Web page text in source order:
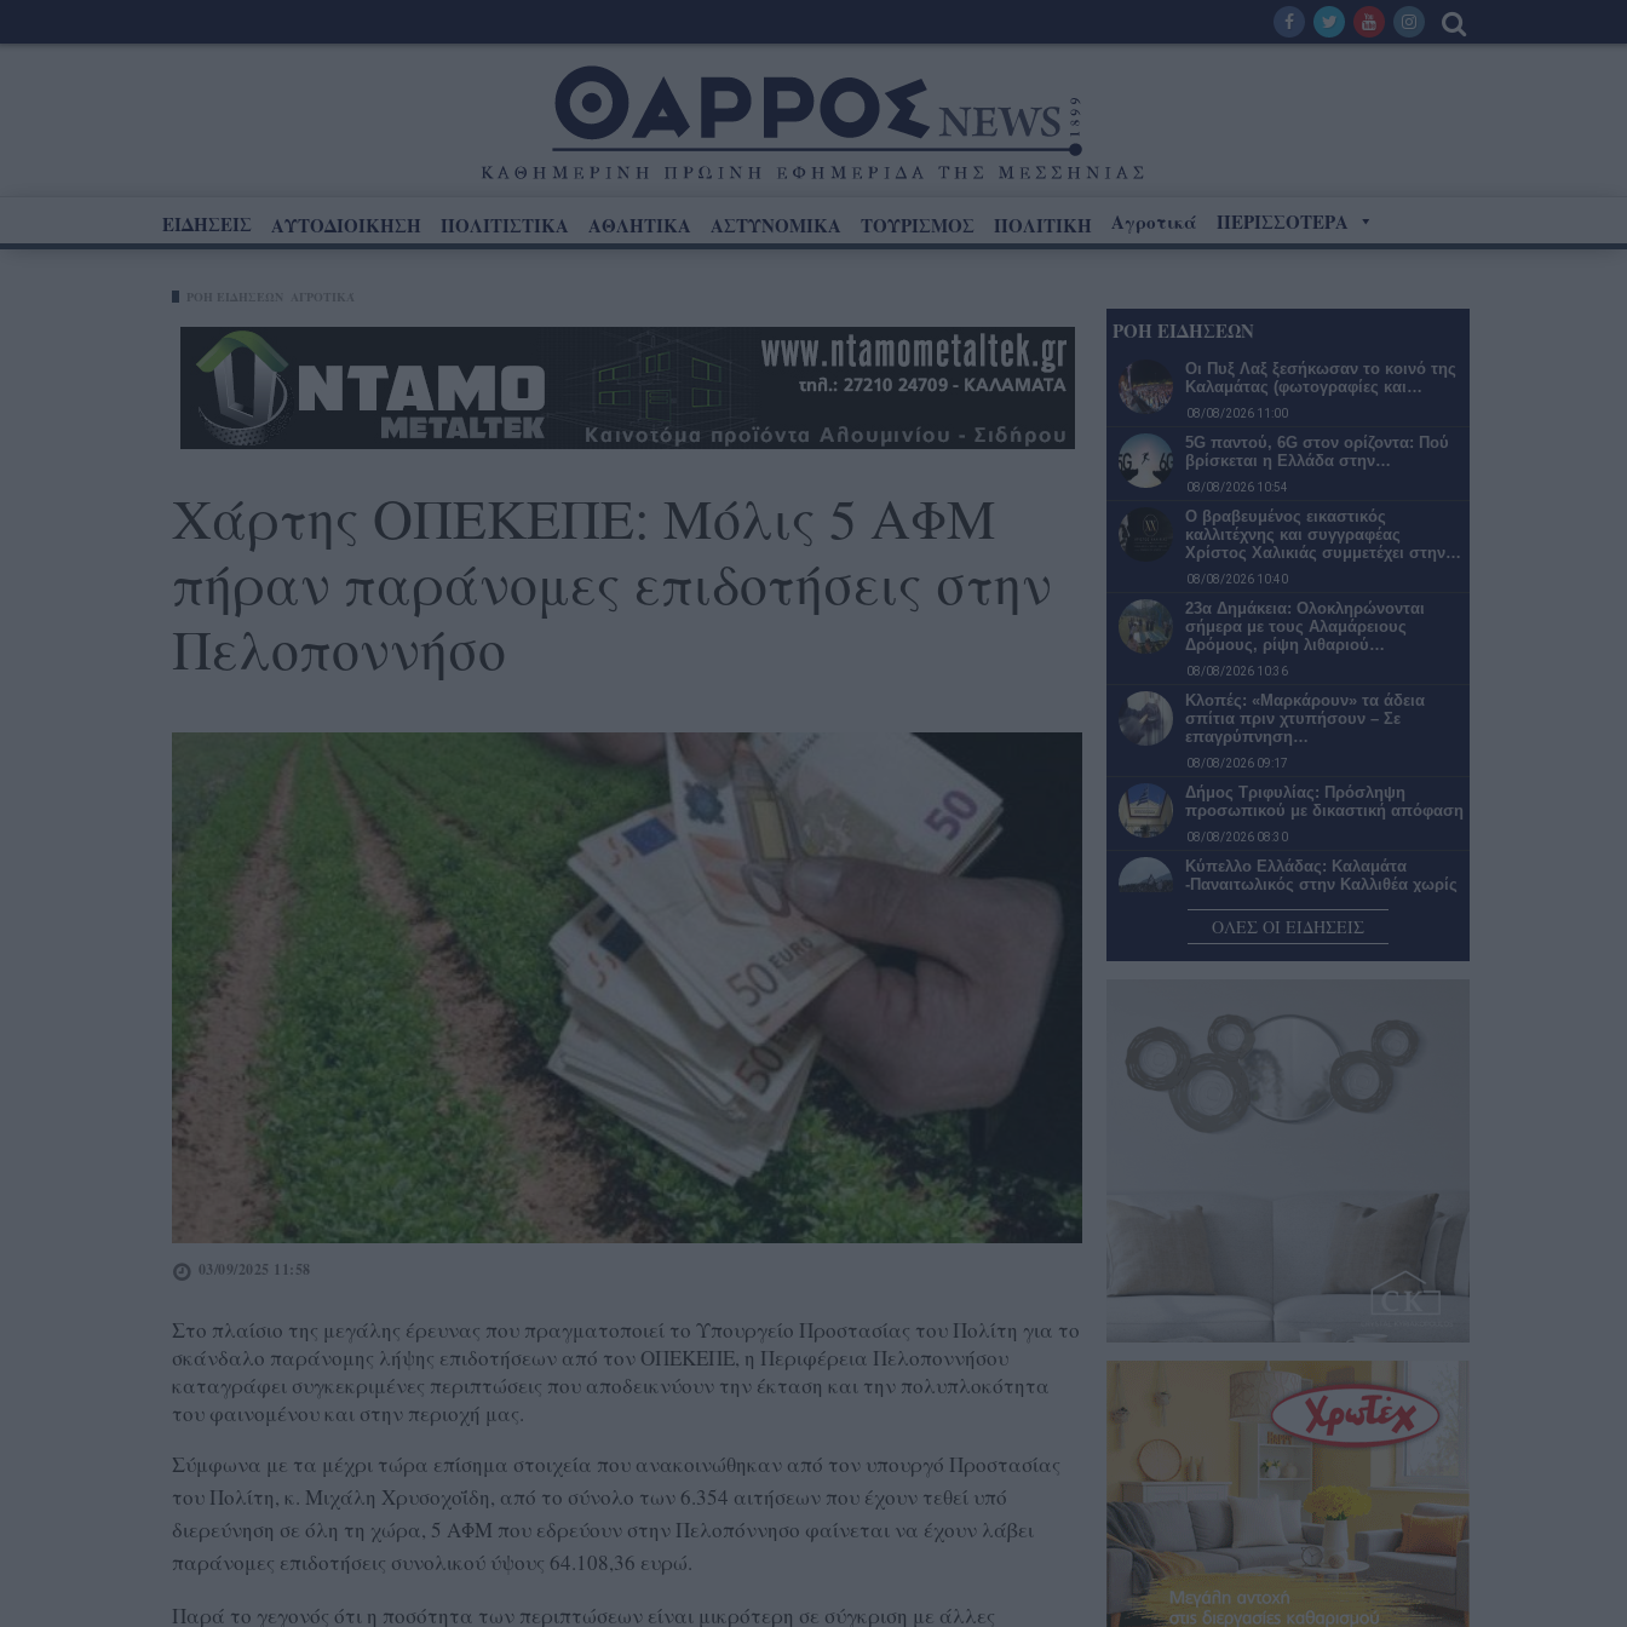
ΕΙΔΗΣΕΙΣ ΑΥΤΟΔΙΟΙΚΗΣΗ ΠΟΛΙΤΙΣΤΙΚΑ ΑΘΛΗΤΙΚΑ ΑΣΤΥΝΟΜΙΚΑ ΤΟΥΡΙΣΜΟΣ ΠΟΛΙΤΙΚΗ Αγροτικά ΠΕΡΙΣΣΟΤΕΡΑ
Χάρτης ΟΠΕΚΕΠΕ: Μόλις 5 ΑΦΜ
πήραν παράνομες επιδοτήσεις στην
Πελοποννήσο
03/09/2025 11:58
Στο πλαίσιο της μεγάλης έρευνας που πραγματοποιεί το Υπουργείο Προστασίας του Πολίτη για το
σκάνδαλο παράνομης λήψης επιδοτήσεων από τον ΟΠΕΚΕΠΕ, η Περιφέρεια Πελοποννήσου
καταγράφει συγκεκριμένες περιπτώσεις που αποδεικνύουν την έκταση και την πολυπλοκότητα
του φαινομένου και στην περιοχή μας.
Σύμφωνα με τα μέχρι τώρα επίσημα στοιχεία που ανακοινώθηκαν από τον υπουργό Προστασίας
του Πολίτη, κ. Μιχάλη Χρυσοχοΐδη, από το σύνολο των 6.354 αιτήσεων που έχουν τεθεί υπό
διερεύνηση σε όλη τη χώρα, 5 ΑΦΜ που εδρεύουν στην Πελοπόννησο φαίνεται να έχουν λάβει
παράνομες επιδοτήσεις συνολικού ύψους 64.108,36 ευρώ.
Παρά το γεγονός ότι η ποσότητα των περιπτώσεων είναι μικρότερη σε σύγκριση με άλλες
ΡΟΗ ΕΙΔΗΣΕΩΝ
Οι Πυξ Λαξ ξεσήκωσαν το κοινό της
Καλαμάτας (φωτογραφίες και…
08/08/2026 11:00
5G παντού, 6G στον ορίζοντα: Πού
βρίσκεται η Ελλάδα στην…
08/08/2026 10:54
Ο βραβευμένος εικαστικός
καλλιτέχνης και συγγραφέας
Χρίστος Χαλικιάς συμμετέχει στην…
08/08/2026 10:40
23α Δημάκεια: Ολοκληρώνονται
σήμερα με τους Αλαμάρειους
Δρόμους, ρίψη λιθαριού…
08/08/2026 10:36
Κλοπές: «Μαρκάρουν» τα άδεια
σπίτια πριν χτυπήσουν – Σε
επαγρύπνηση…
08/08/2026 09:17
Δήμος Τριφυλίας: Πρόσληψη
προσωπικού με δικαστική απόφαση
08/08/2026 08:30
Κύπελλο Ελλάδας: Καλαμάτα
-Παναιτωλικός στην Καλλιθέα χωρίς
08/08/2026 08:15
Ο καιρός σήμερα Σάββατο στην
Νέα πρόσκληση για έργα ύδρευσης
και άρδευσης στην Πελοπόννησο
07/08/2026 22:02
ΟΛΕΣ ΟΙ ΕΙΔΗΣΕΙΣ